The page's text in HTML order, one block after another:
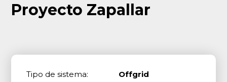
Proyecto Zapallar
Tipo de sistema:
Offgrid